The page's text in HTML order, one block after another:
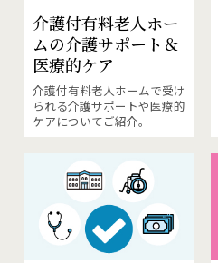
介護付有料老人ホー
ムの介護サポート＆
医療的ケア
介護付有料老人ホームで受け
られる介護サポートや医療的
ケアについてご紹介。